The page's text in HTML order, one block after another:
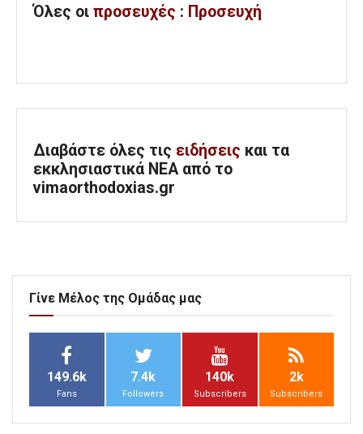
Όλες οι προσευχές : Προσευχή
Διαβάστε όλες τις ειδήσεις και τα
εκκλησιαστικά ΝΕΑ από το
vimaorthodoxias.gr
Γίνε Μέλος της Ομάδας μας
149.6k
Fans
7.4k
Followers
140k
Subscribers
2k
Subscribers